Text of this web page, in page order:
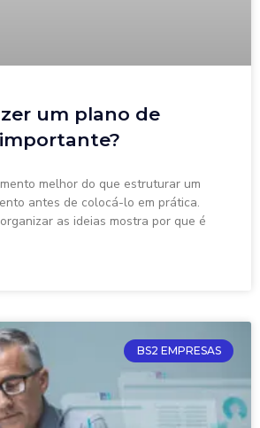
um plano de
melhor do que estruturar um
antes de colocá-lo em prática.
as ideias mostra por que é
BS2 EMPRESAS